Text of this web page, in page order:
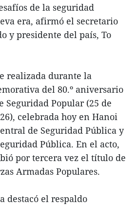
de la seguridad
era, afirmó el secretario
y presidente del país, To
realizada durante la
del 80.º aniversario
Seguridad Popular (25 de
celebrada hoy en Hanoi
de Seguridad Pública y
Pública. En el acto,
por tercera vez el título de
Armadas Populares.
destacó el respaldo